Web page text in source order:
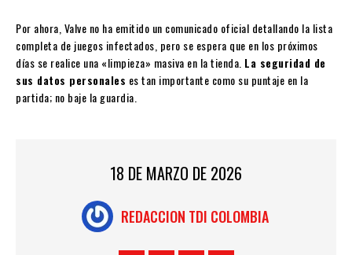
Por ahora, Valve no ha emitido un comunicado oficial detallando la lista
completa de juegos infectados, pero se espera que en los próximos
días se realice una «limpieza» masiva en la tienda. La seguridad de
sus datos personales es tan importante como su puntaje en la
partida; no baje la guardia.
18 DE MARZO DE 2026
REDACCION TDI COLOMBIA